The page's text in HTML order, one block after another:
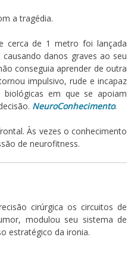
a tragédia.
cerca de 1 metro foi lançada
danos graves ao seu
conseguia aprender de outra
impulsivo, rude e incapaz
em que se apoiam
NeuroConhecimento.
Às vezes o conhecimento
de neurofitness.
cirúrgica os circuitos de
modulou seu sistema de
estratégico da ironia.